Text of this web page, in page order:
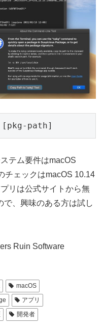
path]
テム要件はmacOS
チェックはmacOS 10.14
リは公式サイトから無
、興味のある方は試し
Ruin Software
macOS
アプリ
開発者